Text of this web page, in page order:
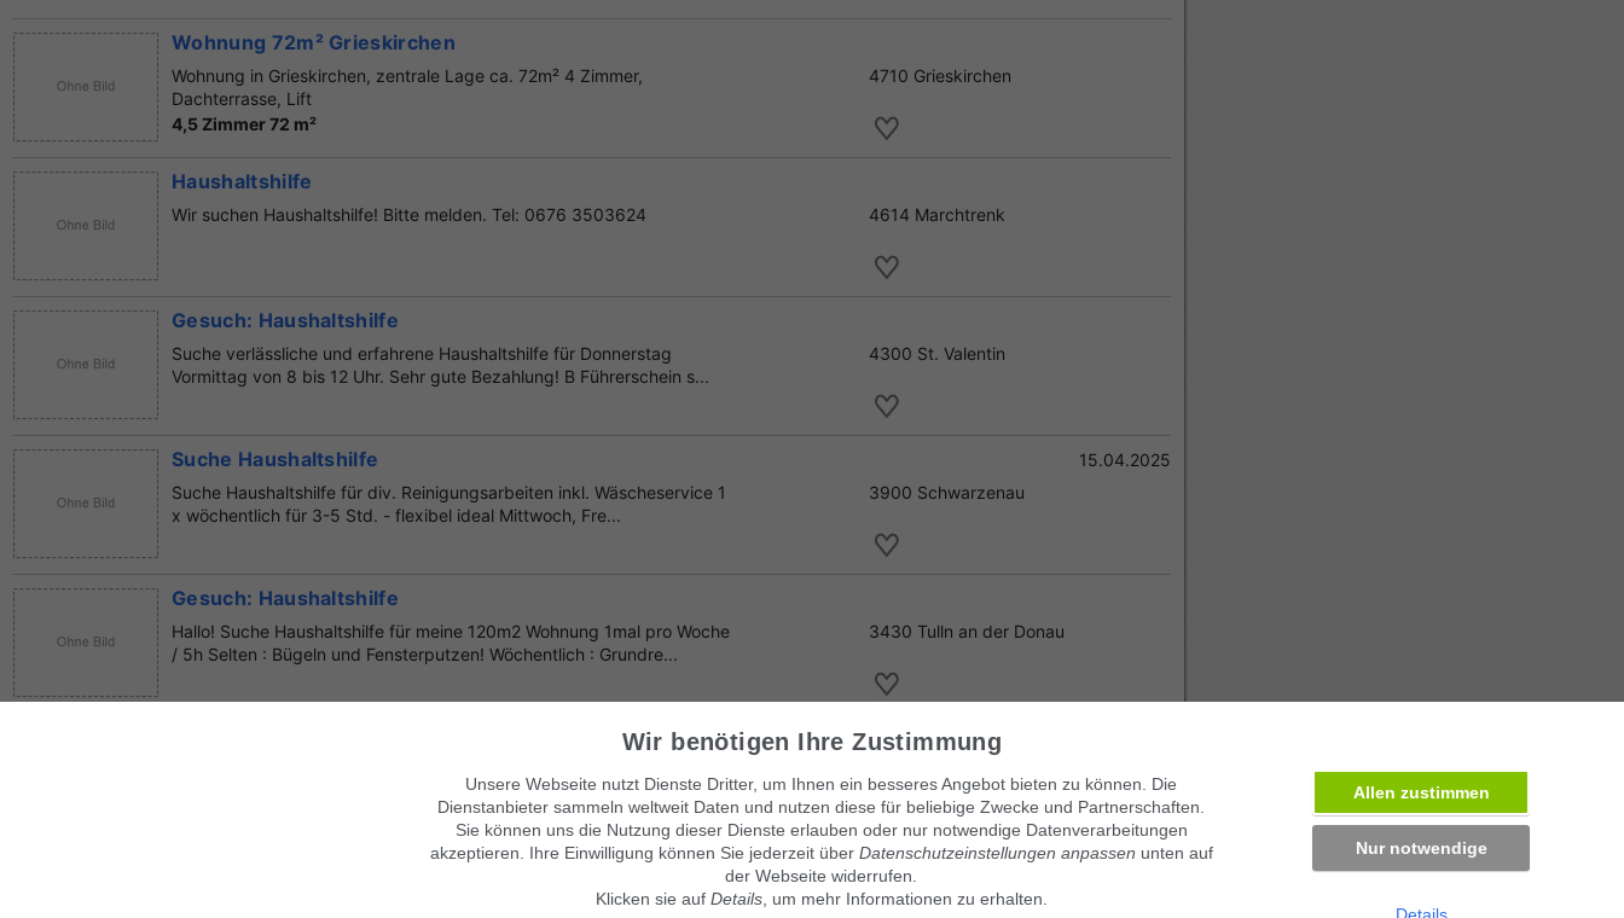
Wohnung 72m² Grieskirchen
Wohnung in Grieskirchen, zentrale Lage ca. 72m² 4 Zimmer,
Dachterrasse, Lift
4,5 Zimmer 72 m²
4710 Grieskirchen
Haushaltshilfe
Wir suchen Haushaltshilfe! Bitte melden. Tel: 0676 3503624 4614 Marchtrenk
Gesuch: Haushaltshilfe
Suche verlässliche und erfahrene Haushaltshilfe für Donnerstag
Vormittag von 8 bis 12 Uhr. Sehr gute Bezahlung! B Führerschein s...
4300 St. Valentin
Suche Haushaltshilfe
Suche Haushaltshilfe für div. Reinigungsarbeiten inkl. Wäscheservice 1
x wöchentlich für 3-5 Std. - flexibel ideal Mittwoch, Fre...
15.04.2025
3900 Schwarzenau
Gesuch: Haushaltshilfe
Hallo! Suche Haushaltshilfe für meine 120m2 Wohnung 1mal pro Woche
/ 5h Selten : Bügeln und Fensterputzen! Wöchentlich : Grundre...
3430 Tulln an der Donau
kochen, hilfe für ältere Leute, mit Erfahrungen. Bin zuver...
Wir benötigen Ihre Zustimmung
Unsere Webseite nutzt Dienste Dritter, um Ihnen ein besseres Angebot bieten zu können. Die
Dienstanbieter sammeln weltweit Daten und nutzen diese für beliebige Zwecke und Partnerschaften.
Sie können uns die Nutzung dieser Dienste erlauben oder nur notwendige Datenverarbeitungen
akzeptieren. Ihre Einwilligung können Sie jederzeit über Datenschutzeinstellungen anpassen unten auf
der Webseite widerrufen.
Klicken sie auf Details, um mehr Informationen zu erhalten.
Allen zustimmen
Nur notwendige